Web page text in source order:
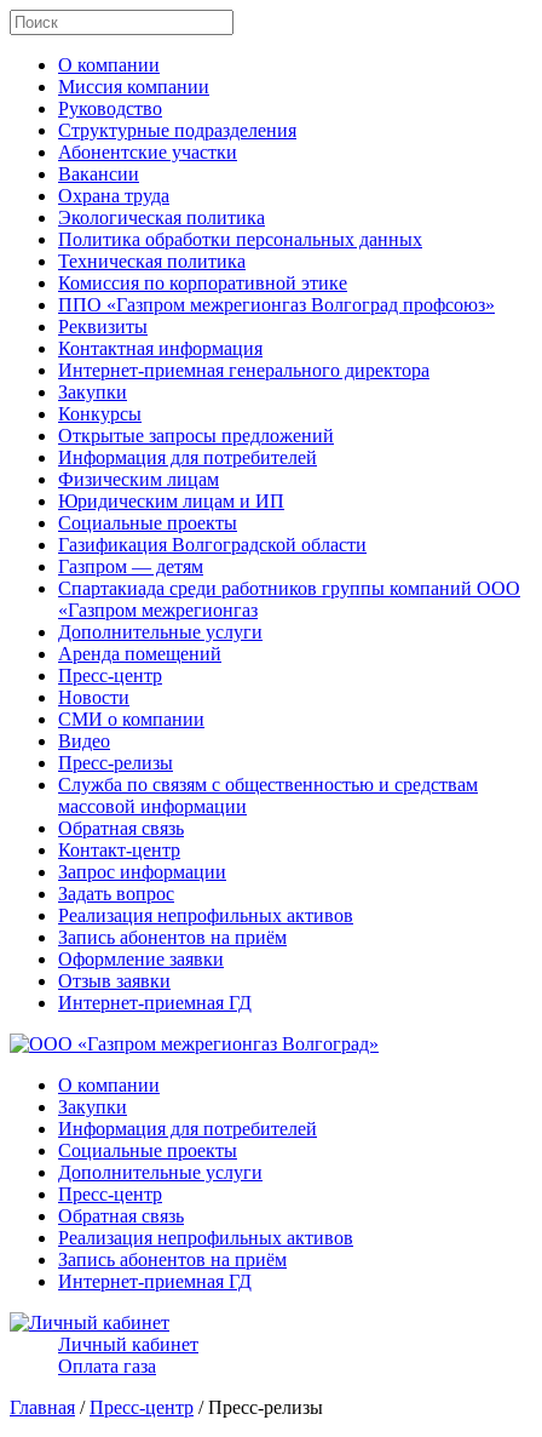
О компании
Миссия компании
Руководство
Структурные подразделения
Абонентские участки
Вакансии
Охрана труда
Экологическая политика
Политика обработки персональных данных
Техническая политика
Комиссия по корпоративной этике
ППО «Газпром межрегионгаз Волгоград профсоюз»
Реквизиты
Контактная информация
Интернет-приемная генерального директора
Закупки
Конкурсы
Открытые запросы предложений
Информация для потребителей
Физическим лицам
Юридическим лицам и ИП
Социальные проекты
Газификация Волгоградской области
Газпром — детям
Спартакиада среди работников группы компаний ООО
«Газпром межрегионгаз
Дополнительные услуги
Аренда помещений
Пресс-центр
Новости
СМИ о компании
Видео
Пресс-релизы
Служба по связям с общественностью и средствам
массовой информации
Обратная связь
Контакт-центр
Запрос информации
Задать вопрос
Реализация непрофильных активов
Запись абонентов на приём
Оформление заявки
Отзыв заявки
Интернет-приемная ГД
О компании
Закупки
Информация для потребителей
Социальные проекты
Дополнительные услуги
Пресс-центр
Обратная связь
Реализация непрофильных активов
Запись абонентов на приём
Интернет-приемная ГД
Личный кабинет
Оплата газа
Главная /Пресс-центр / Пресс-релизы